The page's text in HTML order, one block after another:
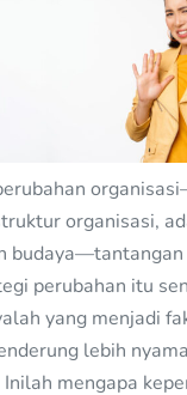
organisasi,
perubahan itu
yang menjadi
lebih
mengapa